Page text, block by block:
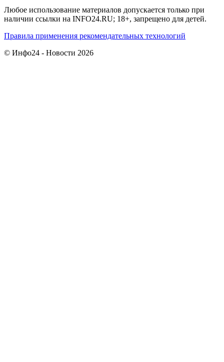
Любое использование материалов допускается только при
наличии ссылки на INFO24.RU; 18+, запрещено для детей.
Правила применения рекомендательных технологий
© Инфо24 - Новости 2026